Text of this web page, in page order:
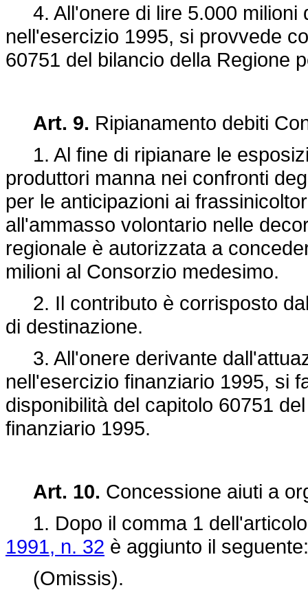
4. All'onere di lire 5.000 milioni
nell'esercizio 1995, si provvede
60751 del bilancio della Regione
Art. 9. Ripianamento debiti
1. Al fine di ripianare le
produttori manna nei confronti
per le anticipazioni ai
all'ammasso volontario nelle
regionale è autorizzata a
milioni al Consorzio medesimo.
2. Il contributo è corrisposto
di destinazione.
3. All'onere derivante
nell'esercizio finanziario 1995, si
disponibilità del capitolo 60751
finanziario 1995.
Art. 10. Concessione aiuti a
1. Dopo il comma 1
1991, n. 32 è aggiunto il seguente:
(Omissis).